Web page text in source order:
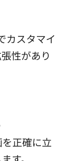
カスタマイ
性があり
正確に立